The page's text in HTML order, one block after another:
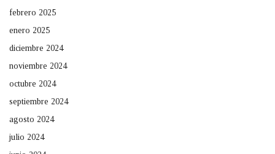
febrero 2025
enero 2025
diciembre 2024
noviembre 2024
octubre 2024
septiembre 2024
agosto 2024
julio 2024